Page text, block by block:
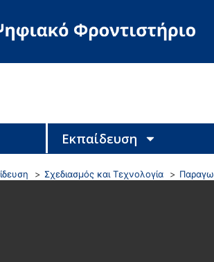
Εκπαίδευση
Σχεδιασμός και Τεχνολογία